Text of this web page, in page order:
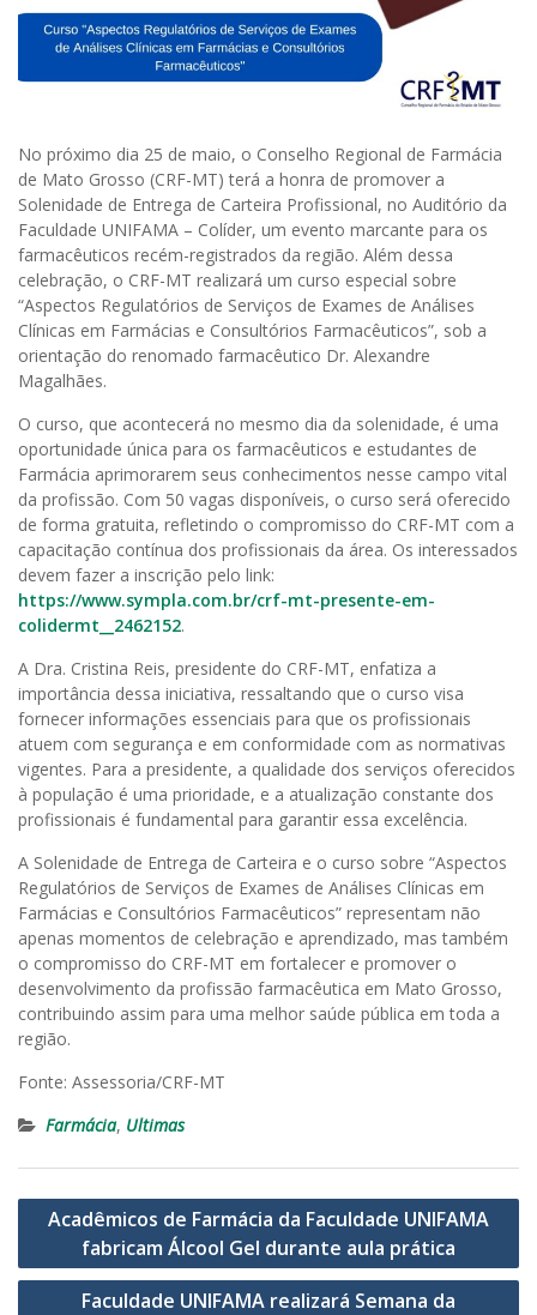
No próximo dia 25 de maio, o Conselho Regional de Farmácia
de Mato Grosso (CRF-MT) terá a honra de promover a
Solenidade de Entrega de Carteira Profissional, no Auditório da
Faculdade UNIFAMA – Colíder, um evento marcante para os
farmacêuticos recém-registrados da região. Além dessa
celebração, o CRF-MT realizará um curso especial sobre
“Aspectos Regulatórios de Serviços de Exames de Análises
Clínicas em Farmácias e Consultórios Farmacêuticos”, sob a
orientação do renomado farmacêutico Dr. Alexandre
Magalhães.
O curso, que acontecerá no mesmo dia da solenidade, é uma
oportunidade única para os farmacêuticos e estudantes de
Farmácia aprimorarem seus conhecimentos nesse campo vital
da profissão. Com 50 vagas disponíveis, o curso será oferecido
de forma gratuita, refletindo o compromisso do CRF-MT com a
capacitação contínua dos profissionais da área. Os interessados
devem fazer a inscrição pelo link:
https://www.sympla.com.br/crf-mt-presente-em-
colidermt__2462152.
A Dra. Cristina Reis, presidente do CRF-MT, enfatiza a
importância dessa iniciativa, ressaltando que o curso visa
fornecer informações essenciais para que os profissionais
atuem com segurança e em conformidade com as normativas
vigentes. Para a presidente, a qualidade dos serviços oferecidos
à população é uma prioridade, e a atualização constante dos
profissionais é fundamental para garantir essa excelência.
A Solenidade de Entrega de Carteira e o curso sobre “Aspectos
Regulatórios de Serviços de Exames de Análises Clínicas em
Farmácias e Consultórios Farmacêuticos” representam não
apenas momentos de celebração e aprendizado, mas também
o compromisso do CRF-MT em fortalecer e promover o
desenvolvimento da profissão farmacêutica em Mato Grosso,
contribuindo assim para uma melhor saúde pública em toda a
região.
Fonte: Assessoria/CRF-MT
Farmácia, Ultimas
Navegação
Post
Acadêmicos de Farmácia da Faculdade UNIFAMA
fabricam Álcool Gel durante aula prática
Faculdade UNIFAMA realizará Semana da